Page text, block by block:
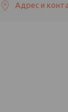
Адрес и